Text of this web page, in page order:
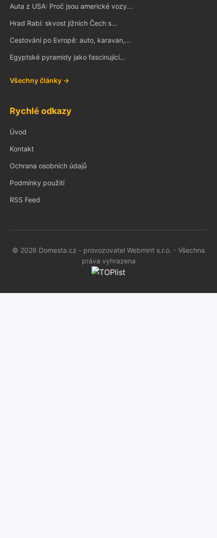
Auta z USA: Proč jsou americké vozy...
Hrad Rabí: skvost jižních Čech s...
Cestování po Evropě: auto, karavan,...
Egyptské pyramidy jako fascinující...
Všechny články →
Rychlé odkazy
Úvod
Kontakt
Ochrana osobních údajů
Podmínky použití
RSS Feed
© 2026 Domesta.cz - provozovatel Webmint s.r.o. - Všechna
práva vyhrazena